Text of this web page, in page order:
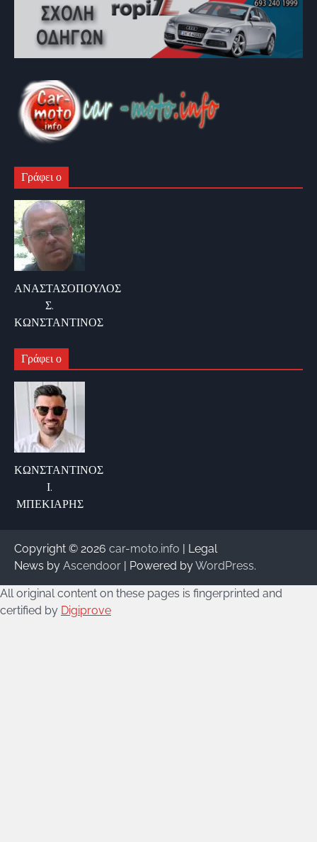
Γράφει ο
ΑΝΑΣΤΑΣΟΠΟΥΛΟΣ
Σ.
ΚΩΝΣΤΑΝΤΙΝΟΣ
Γράφει ο
ΚΩΝΣΤΑΝΤΙΝΟΣ
Ι.
ΜΠΕΚΙΑΡΗΣ
Copyright © 2026 car-moto.info | Legal
News by Ascendoor | Powered byWordPress.
All original content on these pages is fingerprinted and
certified by Digiprove